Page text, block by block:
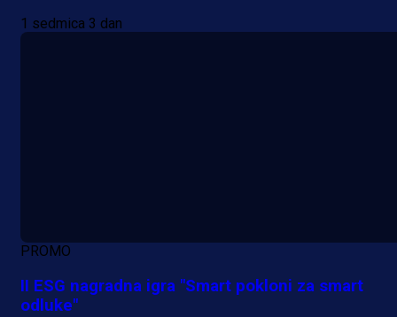
1 sedmica 3 dan
PROMO
II ESG nagradna igra "Smart pokloni za smart
odluke"